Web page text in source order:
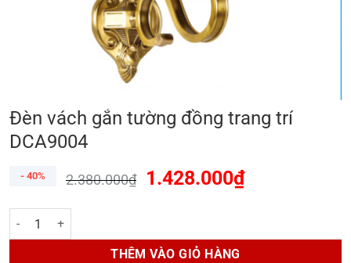
Đèn vách gắn tường đồng trang trí
DCA9004
- 40% 2.380.000₫ 1.428.000₫
Đèn vách gắn tường đồng trang trí DCA9004 số lượng
THÊM VÀO GIỎ HÀNG